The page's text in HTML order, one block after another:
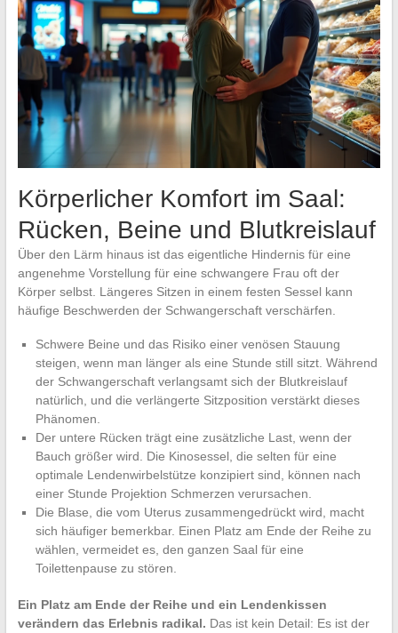
Körperlicher Komfort im Saal:
Rücken, Beine und Blutkreislauf
Über den Lärm hinaus ist das eigentliche Hindernis für eine
angenehme Vorstellung für eine schwangere Frau oft der
Körper selbst. Längeres Sitzen in einem festen Sessel kann
häufige Beschwerden der Schwangerschaft verschärfen.
Schwere Beine und das Risiko einer venösen Stauung
steigen, wenn man länger als eine Stunde still sitzt. Während
der Schwangerschaft verlangsamt sich der Blutkreislauf
natürlich, und die verlängerte Sitzposition verstärkt dieses
Phänomen.
Der untere Rücken trägt eine zusätzliche Last, wenn der
Bauch größer wird. Die Kinosessel, die selten für eine
optimale Lendenwirbelstütze konzipiert sind, können nach
einer Stunde Projektion Schmerzen verursachen.
Die Blase, die vom Uterus zusammengedrückt wird, macht
sich häufiger bemerkbar. Einen Platz am Ende der Reihe zu
wählen, vermeidet es, den ganzen Saal für eine
Toilettenpause zu stören.
Ein Platz am Ende der Reihe und ein Lendenkissen
verändern das Erlebnis radikal. Das ist kein Detail: Es ist der